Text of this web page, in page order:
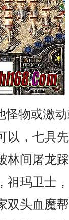
物或激
以，七具
林间屠龙
祖玛卫士
双头血魔